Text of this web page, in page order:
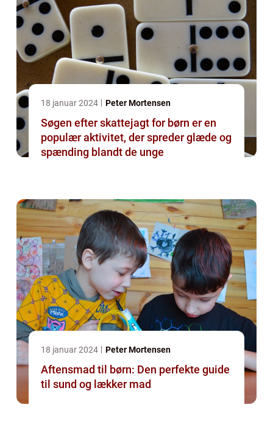
18 januar 2024 Peter Mortensen
Søgen efter skattejagt for børn er en
populær aktivitet, der spreder glæde og
spænding blandt de unge
18 januar 2024 Peter Mortensen
Aftensmad til børn: Den perfekte guide
til sund og lækker mad